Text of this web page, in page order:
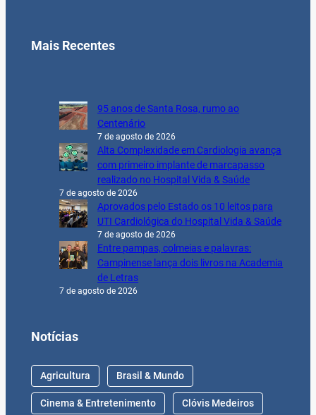
Mais Recentes
95 anos de Santa Rosa, rumo ao
Centenário
7 de agosto de 2026
Alta Complexidade em Cardiologia avança
com primeiro implante de marcapasso
realizado no Hospital Vida & Saúde
7 de agosto de 2026
Aprovados pelo Estado os 10 leitos para
UTI Cardiológica do Hospital Vida & Saúde
7 de agosto de 2026
Entre pampas, colmeias e palavras:
Campinense lança dois livros na Academia
de Letras
7 de agosto de 2026
Notícias
Agricultura Brasil & Mundo
Cinema & Entretenimento Clóvis Medeiros